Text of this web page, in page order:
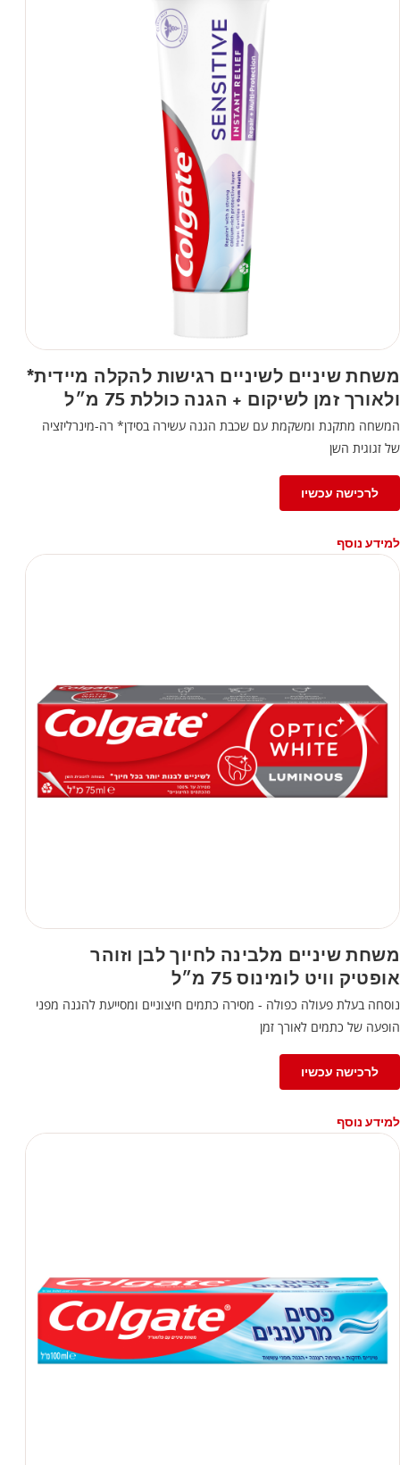
משחת שיניים לשיניים רגישות להקלה מיידית*
ולאורך זמן לשיקום + הגנה כוללת 75 מ״ל
המשחה מתקנת ומשקמת עם שכבת הגנה עשירה בסידן* רה-מינרליזציה
של זגוגית השן
לרכישה עכשיו
למידע נוסף
משחת שיניים מלבינה לחיוך לבן וזוהר
אופטיק וויט לומינוס 75 מ״ל
נוסחה בעלת פעולה כפולה - מסירה כתמים חיצוניים ומסייעת להגנה מפני
הופעה של כתמים לאורך זמן
לרכישה עכשיו
למידע נוסף